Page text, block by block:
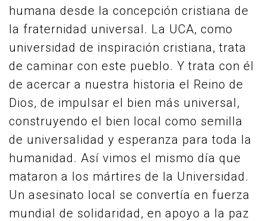
humana desde la concepción cristiana de
la fraternidad universal. La UCA, como
universidad de inspiración cristiana, trata
de caminar con este pueblo. Y trata con él
de acercar a nuestra historia el Reino de
Dios, de impulsar el bien más universal,
construyendo el bien local como semilla
de universalidad y esperanza para toda la
humanidad. Así vimos el mismo día que
mataron a los mártires de la Universidad.
Un asesinato local se convertía en fuerza
mundial de solidaridad, en apoyo a la paz